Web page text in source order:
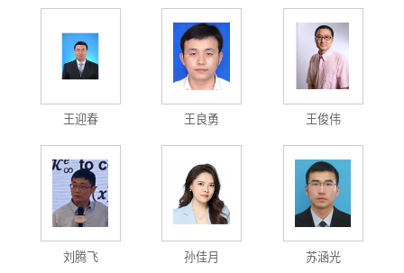
王迎春 王良勇 王俊伟
刘腾飞 孙佳月 苏涵光